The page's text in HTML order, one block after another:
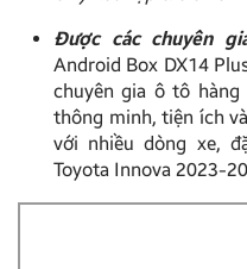
Được các chuyên
Android Box DX14
chuyên gia ô tô hàng
thông minh, tiện ích
với nhiều dòng xe,
Toyota Innova 2023-